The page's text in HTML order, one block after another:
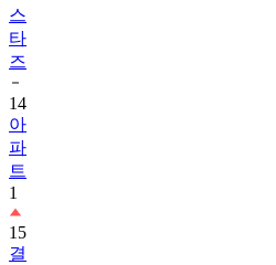
스
타
즈
14
아
파
트
1
15
결